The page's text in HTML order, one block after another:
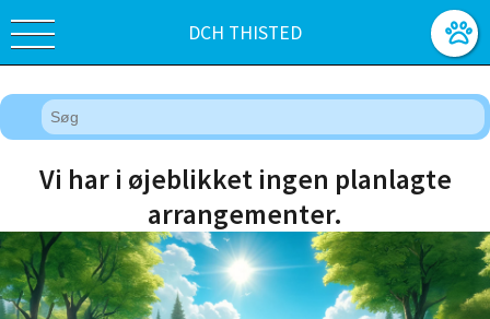
DCH THISTED
Vi har i øjeblikket ingen planlagte
arrangementer.